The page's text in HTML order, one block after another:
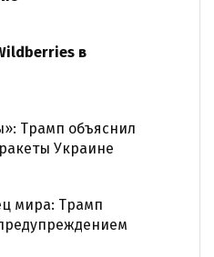
в
Трамп объяснил
Украине
мира: Трамп